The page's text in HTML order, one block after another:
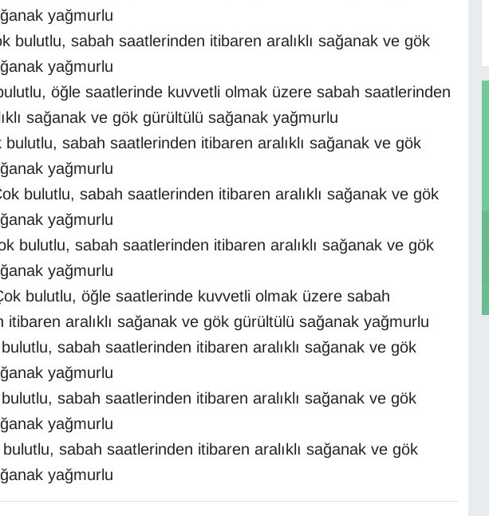
yağmurlu
bulutlu, sabah saatlerinden itibaren aralıklı sağanak ve gök
yağmurlu
öğle saatlerinde kuvvetli olmak üzere sabah saatlerinden
sağanak ve gök gürültülü sağanak yağmurlu
sabah saatlerinden itibaren aralıklı sağanak ve gök
yağmurlu
bulutlu, sabah saatlerinden itibaren aralıklı sağanak ve gök
yağmurlu
bulutlu, sabah saatlerinden itibaren aralıklı sağanak ve gök
yağmurlu
bulutlu, öğle saatlerinde kuvvetli olmak üzere sabah
itibaren aralıklı sağanak ve gök gürültülü sağanak yağmurlu
sabah saatlerinden itibaren aralıklı sağanak ve gök
yağmurlu
sabah saatlerinden itibaren aralıklı sağanak ve gök
yağmurlu
sabah saatlerinden itibaren aralıklı sağanak ve gök
yağmurlu